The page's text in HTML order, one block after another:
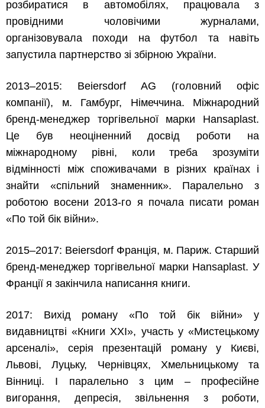
розбиратися в автомобілях, працювала з
провідними чоловічими журналами,
організовувала походи на футбол та навіть
запустила партнерство зі збірною України.
2013–2015: Beiersdorf AG (головний офіс
компанії), м. Гамбург, Німеччина. Міжнародний
бренд-менеджер торгівельної марки Hansaplast.
Це був неоціненний досвід роботи на
міжнародному рівні, коли треба зрозуміти
відмінності між споживачами в різних країнах і
знайти «спільний знаменник». Паралельно з
роботою восени 2013-го я почала писати роман
«По той бік війни».
2015–2017: Beiersdorf Франція, м. Париж. Старший
бренд-менеджер торгівельної марки Hansaplast. У
Франції я закінчила написання книги.
2017: Вихід роману «По той бік війни» у
видавництві «Книги ХХІ», участь у «Мистецькому
арсеналі», серія презентацій роману у Києві,
Львові, Луцьку, Чернівцях, Хмельницькому та
Вінниці. І паралельно з цим – професійне
вигорання, депресія, звільнення з роботи,